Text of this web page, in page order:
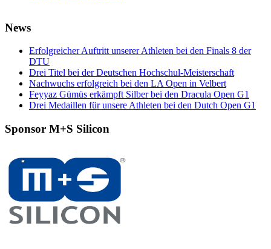
News
Erfolgreicher Auftritt unserer Athleten bei den Finals 8 der
DTU
Drei Titel bei der Deutschen Hochschul-Meisterschaft
Nachwuchs erfolgreich bei den LA Open in Velbert
Feyyaz Gümüs erkämpft Silber bei den Dracula Open G1
Drei Medaillen für unsere Athleten bei den Dutch Open G1
Sponsor M+S Silicon